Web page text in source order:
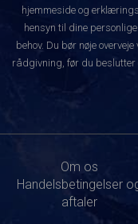
hjemmeside og
hensyn til dine
behov. Du bør nøje overveje
rådgivning, før du beslutter
Om os
Handelsbetingelser
aftaler